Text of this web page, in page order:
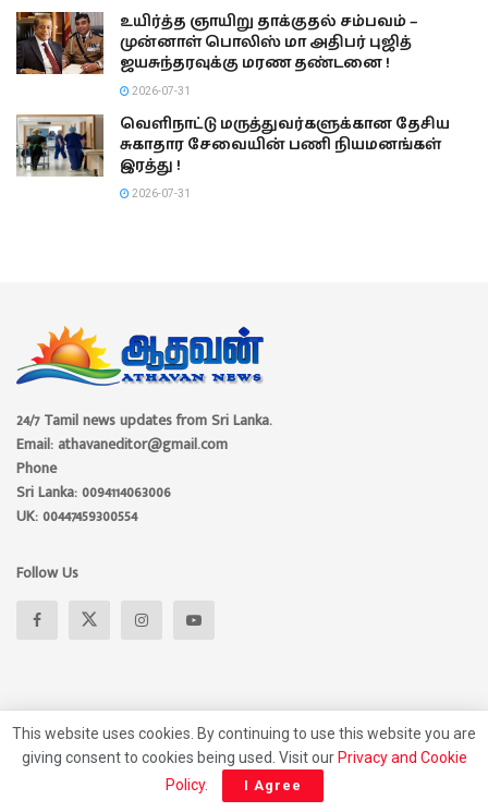
உயிர்த்த ஞாயிறு தாக்குதல் சம்பவம் –
முன்னாள் பொலிஸ் மா அதிபர் புஜித்
ஜயசுந்தரவுக்கு மரண தண்டனை !
2026-07-31
வெளிநாட்டு மருத்துவர்களுக்கான தேசிய
சுகாதார சேவையின் பணி நியமனங்கள்
இரத்து !
2026-07-31
24/7 Tamil news updates from Sri Lanka.
Email: athavaneditor@gmail.com
Phone
Sri Lanka: 0094114063006
UK: 00447459300554
Follow Us
This website uses cookies. By continuing to use this website you are
giving consent to cookies being used. Visit our Privacy and Cookie
Policy. I Agree